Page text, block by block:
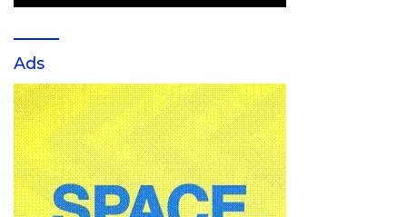
Ads